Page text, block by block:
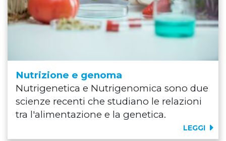
Nutrizione e genoma
Nutrigenetica e Nutrigenomica sono due
scienze recenti che studiano le relazioni
tra l'alimentazione e la genetica.
LEGGI